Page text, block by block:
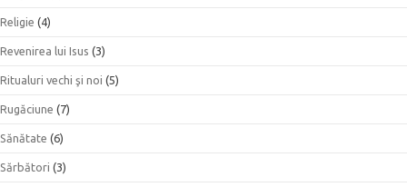
Religie (4)
Revenirea lui Isus (3)
Ritualuri vechi şi noi (5)
Rugăciune (7)
Sănătate (6)
Sărbători (3)